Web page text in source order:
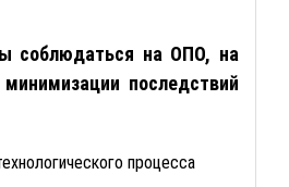
соблюдаться на ОПО, на
последствий
процесса